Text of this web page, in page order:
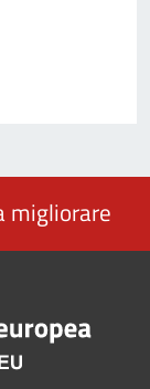
migliorare